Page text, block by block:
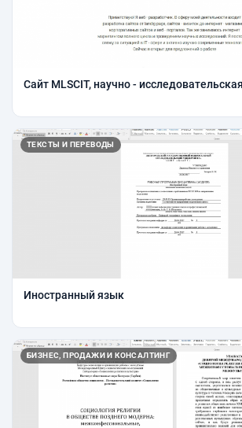
Сайт MLSCIT, научно -
ТЕКСТЫ И ПЕРЕВОДЫ
Иностранный язык
БИЗНЕС, ПРОДАЖИ И КОНСАЛТИНГ